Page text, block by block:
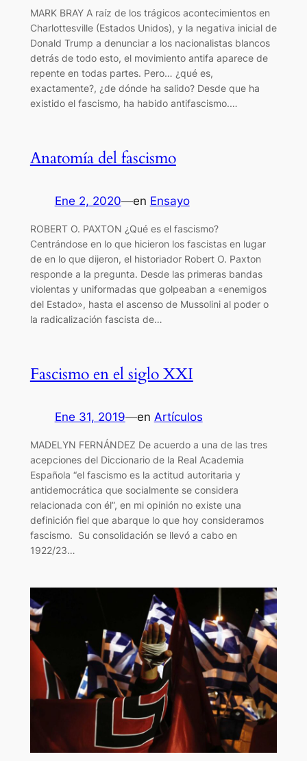
MARK BRAY A raíz de los trágicos acontecimientos en
Charlottesville (Estados Unidos), y la negativa inicial de
Donald Trump a denunciar a los nacionalistas blancos
detrás de todo esto, el movimiento antifa aparece de
repente en todas partes. Pero… ¿qué es,
exactamente?, ¿de dónde ha salido? Desde que ha
existido el fascismo, ha habido antifascismo.…
Anatomía del fascismo
Ene 2, 2020—en Ensayo
ROBERT O. PAXTON ¿Qué es el fascismo?
Centrándose en lo que hicieron los fascistas en lugar
de en lo que dijeron, el historiador Robert O. Paxton
responde a la pregunta. Desde las primeras bandas
violentas y uniformadas que golpeaban a «enemigos
del Estado», hasta el ascenso de Mussolini al poder o
la radicalización fascista de…
Fascismo en el siglo XXI
Ene 31, 2019—en Artículos
MADELYN FERNÁNDEZ De acuerdo a una de las tres
acepciones del Diccionario de la Real Academia
Española “el fascismo es la actitud autoritaria y
antidemocrática que socialmente se considera
relacionada con él”, en mi opinión no existe una
definición fiel que abarque lo que hoy consideramos
fascismo. Su consolidación se llevó a cabo en
1922/23…